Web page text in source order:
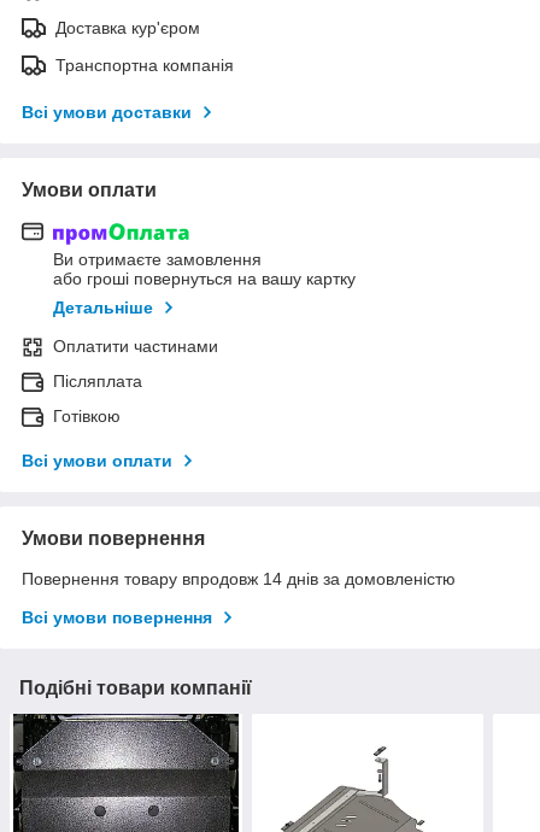
Доставка кур'єром
Транспортна компанія
Всі умови доставки
Умови оплати
Ви отримаєте замовлення
або гроші повернуться на вашу картку
Детальніше
Оплатити частинами
Післяплата
Готівкою
Всі умови оплати
Умови повернення
Повернення товару впродовж 14 днів за домовленістю
Всі умови повернення
Подібні товари компанії